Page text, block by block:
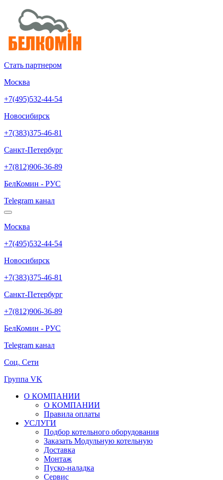
Стать партнером
Москва
+7(495)532-44-54
Новосибирск
+7(383)375-46-81
Санкт-Петербург
+7(812)906-36-89
БелКомин - РУС
Telegram канал
Москва
+7(495)532-44-54
Новосибирск
+7(383)375-46-81
Санкт-Петербург
+7(812)906-36-89
БелКомин - РУС
Telegram канал
Соц. Сети
Группа VK
О КОМПАНИИ
О КОМПАНИИ
Правила оплаты
УСЛУГИ
Подбор котельного оборудования
Заказать Модульную котельную
Доставка
Монтаж
Пуско-наладка
Сервис